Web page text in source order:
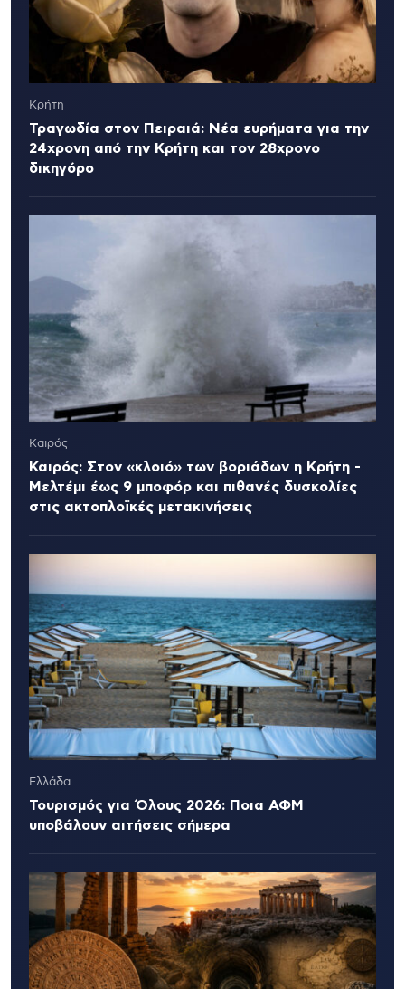
Κρήτη
Τραγωδία στον Πειραιά: Νέα ευρήματα για την
24χρονη από την Κρήτη και τον 28χρονο
δικηγόρο
Καιρός
Καιρός: Στον «κλοιό» των βοριάδων η Κρήτη -
Μελτέμι έως 9 μποφόρ και πιθανές δυσκολίες
στις ακτοπλοϊκές μετακινήσεις
Ελλάδα
Τουρισμός για Όλους 2026: Ποια ΑΦΜ
υποβάλουν αιτήσεις σήμερα